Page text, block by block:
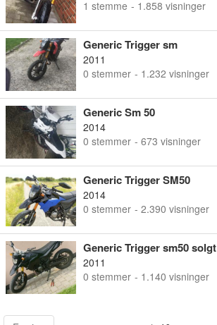
1 stemme - 1.858 visninger
Generic Trigger sm
2011
0 stemmer - 1.232 visninger
Generic Sm 50
2014
0 stemmer - 673 visninger
Generic Trigger SM50
2014
0 stemmer - 2.390 visninger
Generic Trigger sm50 solgt
2011
0 stemmer - 1.140 visninger